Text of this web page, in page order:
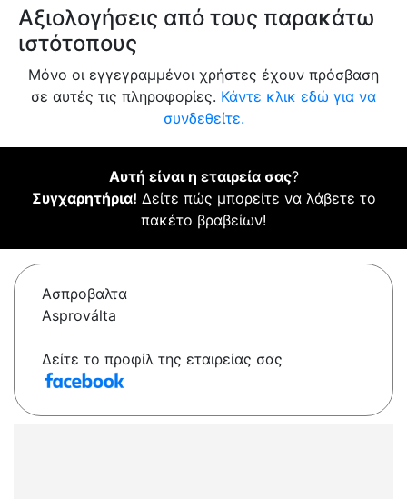
Αξιολογήσεις από τους παρακάτω
ιστότοπους
Μόνο οι εγγεγραμμένοι χρήστες έχουν πρόσβαση
σε αυτές τις πληροφορίες. Κάντε κλικ εδώ για να
συνδεθείτε.
Αυτή είναι η εταιρεία σας?
Συγχαρητήρια! Δείτε πώς μπορείτε να λάβετε το
πακέτο βραβείων!
Ασπροβαλτα
Asproválta
Δείτε το προφίλ της εταιρείας σας